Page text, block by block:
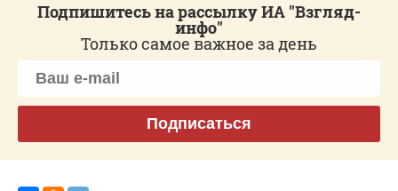
Подпишитесь на рассылку ИА "Взгляд-
инфо"
Только самое важное за день
Подписаться